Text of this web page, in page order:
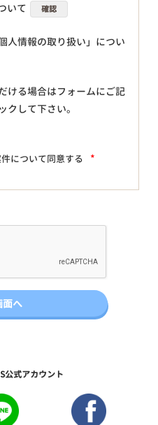
いて 確認
人情報の取り扱い」につい
ける場合はフォームにご記
クして下さい。
について同意する *
式アカウント